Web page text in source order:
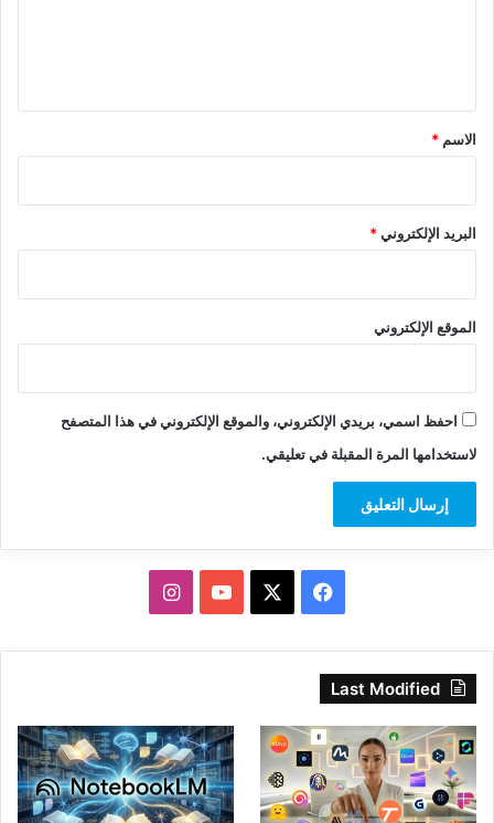
*
الاسم *
البريد الإلكتروني*
الموقع الإلكتروني
احفظ اسمي، بريدي الإلكتروني، والموقع الإلكتروني في هذا المتصفح
لاستخدامها المرة المقبلة في تعليقي.
فيسبوك ‫YouTubeانستقرام
Last Modified